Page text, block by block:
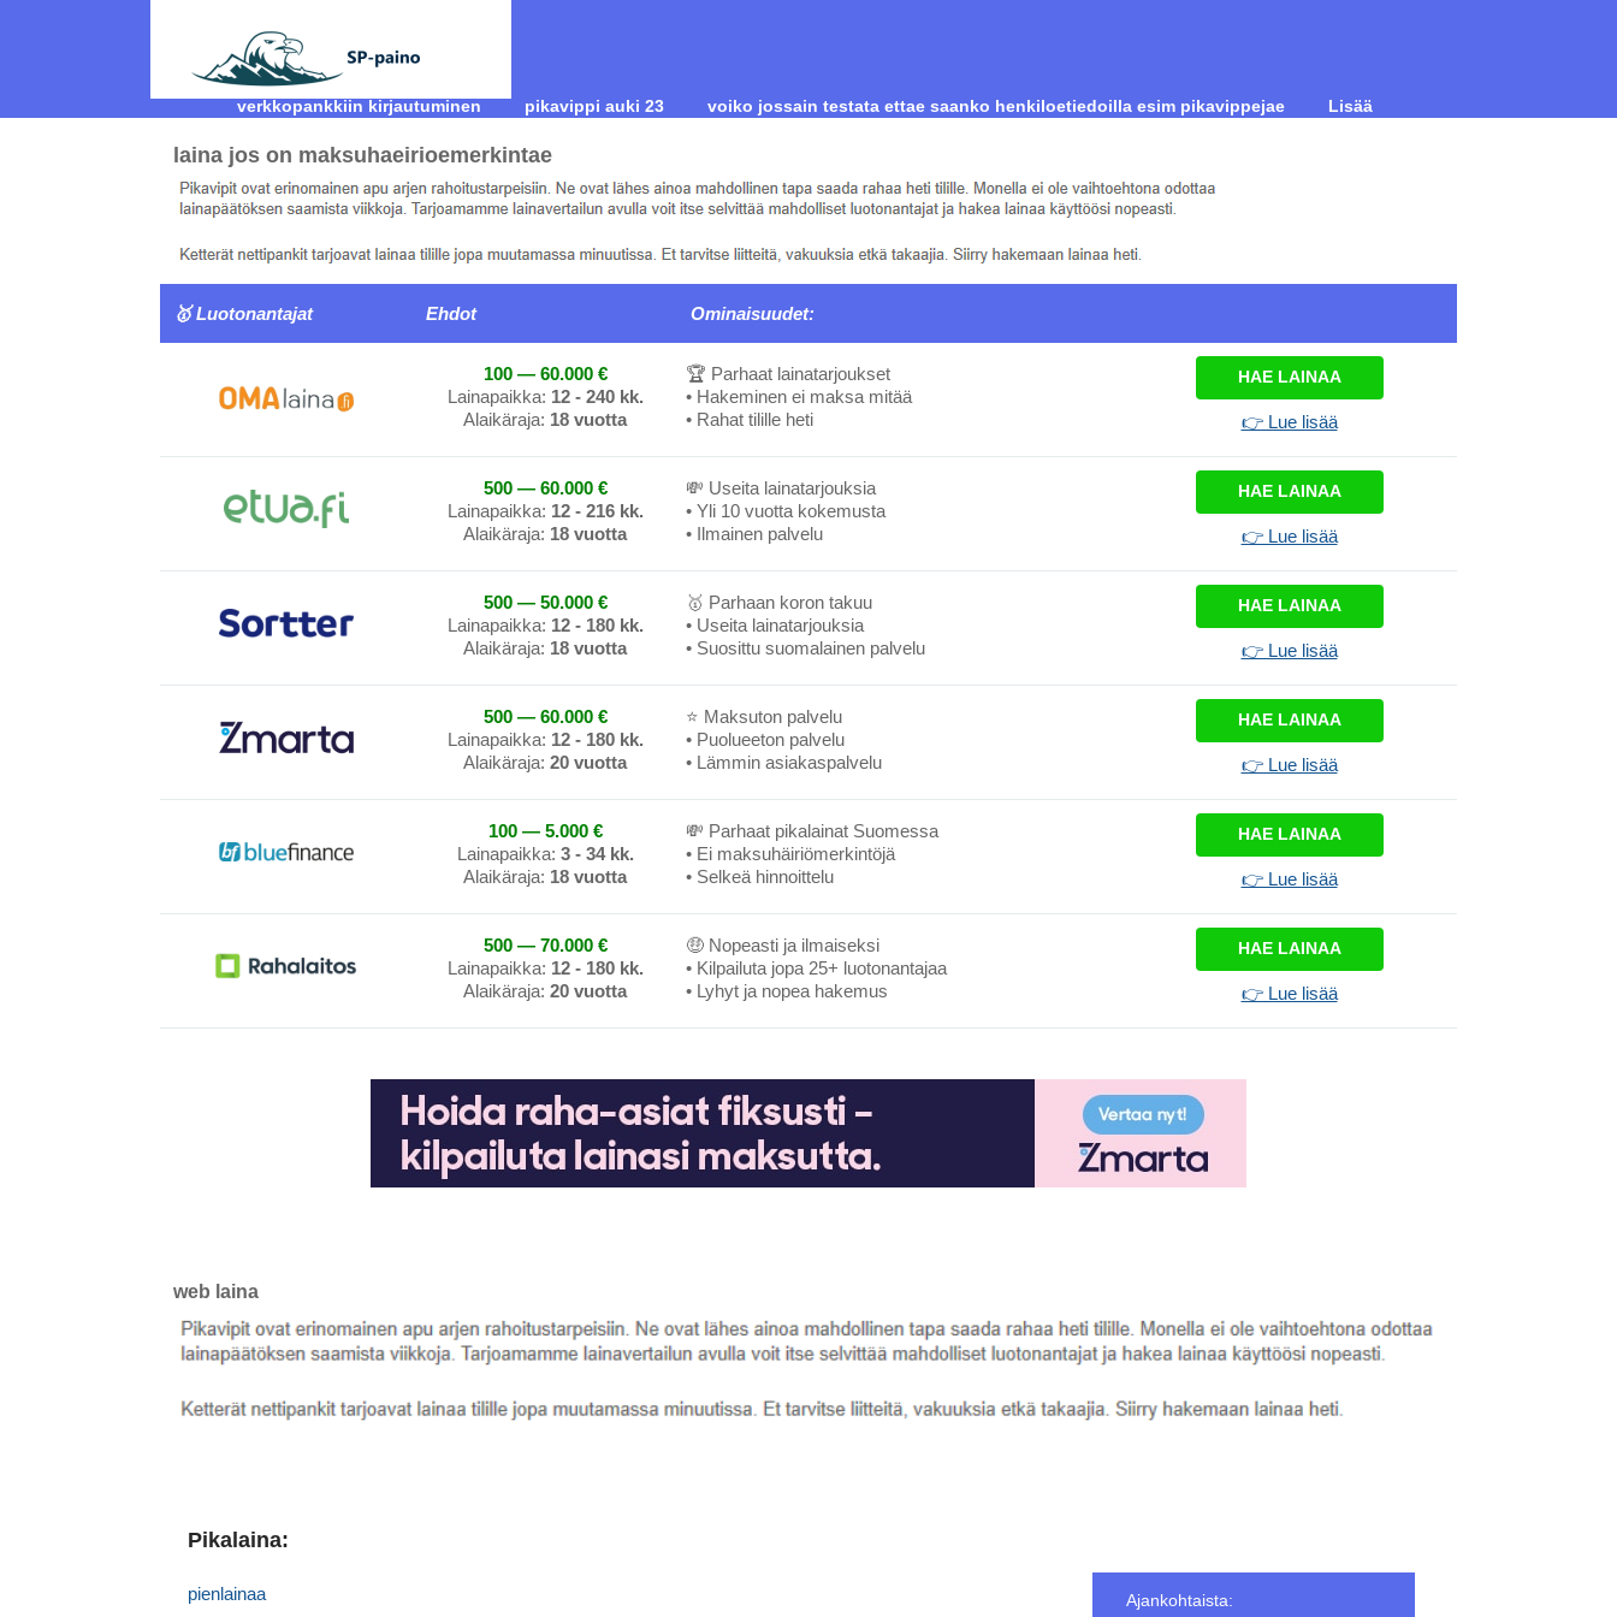
verkkopankkiin kirjautuminen pikavippi auki 23 voiko jossain testata ettae saanko henkiloetiedoilla esim pikavippejae Lisää
laina jos on maksuhaeirioemerkintae
🥇 Luotonantajat Ehdot Ominaisuudet:
100 — 60.000 €
Lainapaikka: 12 - 240 kk.
Alaikäraja: 18 vuotta
🏆 Parhaat lainatarjoukset
• Hakeminen ei maksa mitää
• Rahat tilille heti
HAE LAINAA
👉 Lue lisää
500 — 60.000 €
Lainapaikka: 12 - 216 kk.
Alaikäraja: 18 vuotta
💸 Useita lainatarjouksia
• Yli 10 vuotta kokemusta
• Ilmainen palvelu
HAE LAINAA
👉 Lue lisää
500 — 50.000 €
Lainapaikka: 12 - 180 kk.
Alaikäraja: 18 vuotta
🥇 Parhaan koron takuu
• Useita lainatarjouksia
• Suosittu suomalainen palvelu
HAE LAINAA
👉 Lue lisää
500 — 60.000 €
Lainapaikka: 12 - 180 kk.
Alaikäraja: 20 vuotta
⭐ Maksuton palvelu
• Puolueeton palvelu
• Lämmin asiakaspalvelu
HAE LAINAA
👉 Lue lisää
100 — 5.000 €
Lainapaikka: 3 - 34 kk.
Alaikäraja: 18 vuotta
💸 Parhaat pikalainat Suomessa
• Ei maksuhäiriömerkintöjä
• Selkeä hinnoittelu
HAE LAINAA
👉 Lue lisää
500 — 70.000 €
Lainapaikka: 12 - 180 kk.
Alaikäraja: 20 vuotta
🤑 Nopeasti ja ilmaiseksi
• Kilpailuta jopa 25+ luotonantajaa
• Lyhyt ja nopea hakemus
HAE LAINAA
👉 Lue lisää
web laina
Ajankohtaista:
Pikalaina:
pienlainaa